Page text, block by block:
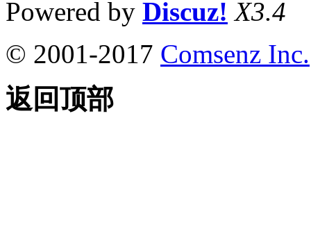
Powered by Discuz! X3.4
© 2001-2017 Comsenz Inc.
返回顶部